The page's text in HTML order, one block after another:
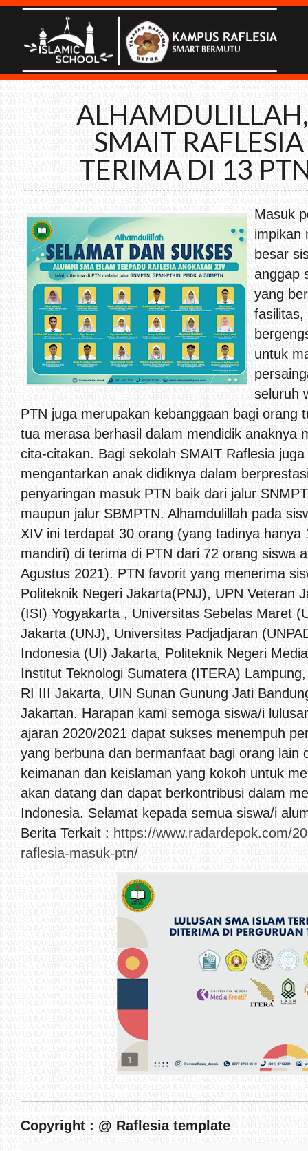
SMAIT
TERIMA DI 13
Masuk
impikan
besar
anggap
yang
fasilitas,
untuk
seluruh
PTN juga merupakan kebanggaan bagi orang
tua merasa berhasil dalam mendidik anaknya
cita-citakan. Bagi sekolah SMAIT Raflesia
mengantarkan anak didiknya dalam
penyaringan masuk PTN baik dari jalur
maupun jalur SBMPTN. Alhamdulillah pada
XIV ini terdapat 30 orang (yang tadinya hanya
mandiri) di terima di PTN dari 72 orang siswa
Agustus 2021). PTN favorit yang menerima
Politeknik Negeri Jakarta(PNJ), UPN Veteran
(ISI) Yogyakarta , Universitas Sebelas Maret
Jakarta (UNJ), Universitas Padjadjaran
Indonesia (UI) Jakarta, Politeknik Negeri
Institut Teknologi Sumatera (ITERA)
RI III Jakarta, UIN Sunan Gunung Jati
Jakartan. Harapan kami semoga siswa/i
ajaran 2020/2021 dapat sukses menempuh
yang berbuna dan bermanfaat bagi orang lain
keimanan dan keislaman yang kokoh untuk
akan datang dan dapat berkontribusi dalam
Indonesia. Selamat kepada semua siswa/i
Berita Terkait : https://www.radardepok.com/
raflesia-masuk-ptn/
Copyright : @ Raflesia template